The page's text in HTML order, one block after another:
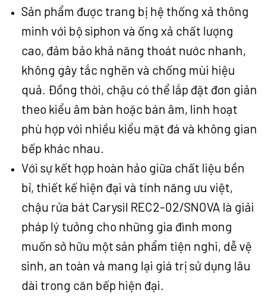
Sản phẩm được trang bị hệ thống xả thông
minh với bộ siphon và ống xả chất lượng
cao, đảm bảo khả năng thoát nước nhanh,
không gây tắc nghẽn và chống mùi hiệu
quả. Đồng thời, chậu có thể lắp đặt đơn giản
theo kiểu âm bàn hoặc bán âm, linh hoạt
phù hợp với nhiều kiểu mặt đá và không gian
bếp khác nhau.
Với sự kết hợp hoàn hảo giữa chất liệu bền
bỉ, thiết kế hiện đại và tính năng ưu việt,
chậu rửa bát Carysil REC2-02/SNOVA là giải
pháp lý tưởng cho những gia đình mong
muốn sở hữu một sản phẩm tiện nghi, dễ vệ
sinh, an toàn và mang lại giá trị sử dụng lâu
dài trong căn bếp hiện đại.